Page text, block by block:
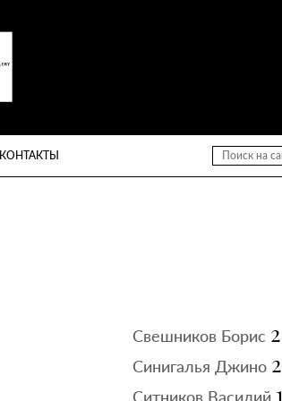
КОНТАКТЫ
Свешников Борис 2
Синигалья Джино 2
Ситников Василий 1